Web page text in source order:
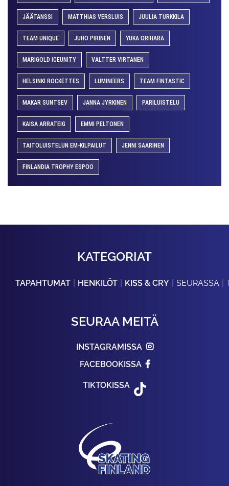
JÄÄTANSSI MATTHIAS VERSLUIS JUULIA TURKKILA
TEAM UNIQUE JUHO PIRINEN YUKA ORIHARA
MARIGOLD ICEUNITY VALTTER VIRTANEN
HELSINKI ROCKETTES LUMINEERS TEAM FINTASTIC
MAKAR SUNTSEV JANNA JYRKINEN PARILUISTELU
KAISA ARRATEIG EMMI PELTONEN
TAITOLUISTELUN EM-KILPAILUT JENNI SAARINEN
FINLANDIA TROPHY ESPOO
KATEGORIAT
TAPAHTUMAT HENKILÖT KISS & CRY SEURASSA
SEURAA MEITÄ
INSTAGRAMISSA
FACEBOOKISSA
TIKTOKISSA